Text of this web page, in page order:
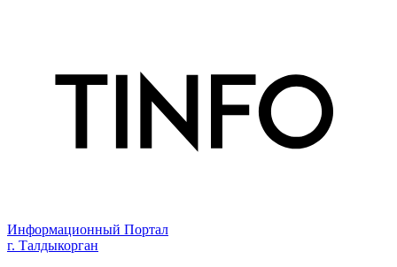
Информационный Портал
г. Талдыкорган